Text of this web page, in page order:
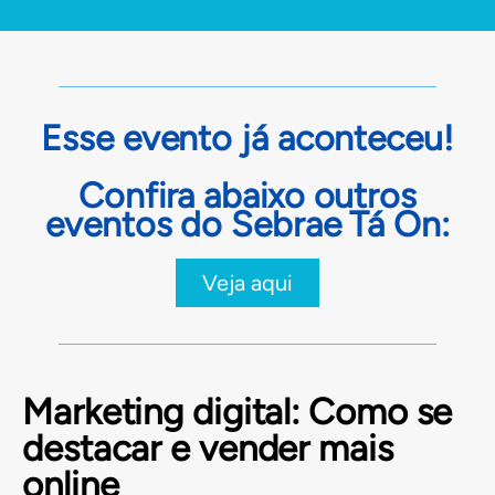
Esse evento já aconteceu!
Confira abaixo outros
eventos do Sebrae Tá On:
Veja aqui
Marketing digital: Como se
destacar e vender mais
online